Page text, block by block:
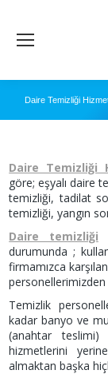
Daire Temizliği
Daire Temizliği
göre; eşyalı daire
temizliği, tadilat
temizliği, yangın
Daire temizliği
durumunda ;
firmamızca
Temizlik
kadar banyo ve
(anahtar
hizmetlerini
almaktan başka